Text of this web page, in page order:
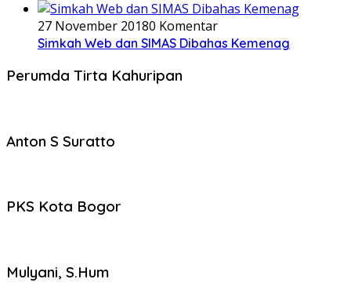
27 November 20180 Komentar
Simkah Web dan SIMAS Dibahas Kemenag
Perumda Tirta Kahuripan
Anton S Suratto
PKS Kota Bogor
Mulyani, S.Hum